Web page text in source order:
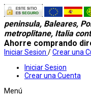
peninsula, Baleares,
metroplitane, Italia
Ahorre comprando
Iniciar Sesion /Crear una
Iniciar Sesion
Crear una Cuenta
Menú